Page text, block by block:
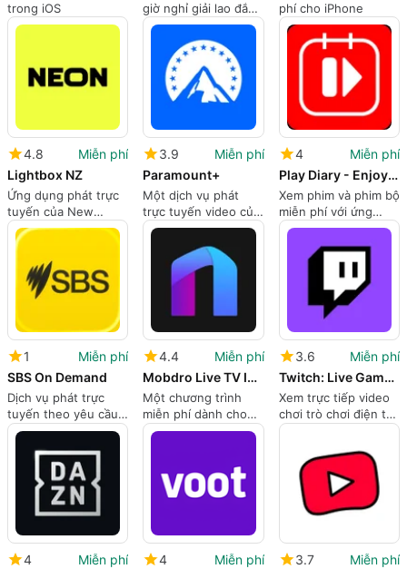
trong iOS
giờ nghỉ giải lao đắm
chìm
phí cho iPhone
4.8
Miễn phí
Lightbox NZ
Ứng dụng phát trực
tuyến của New
Zealand
3.9
Miễn phí
Paramount+
Một dịch vụ phát
trực tuyến video của
Paramount
4
Miễn phí
Play Diary - Enjoy your media
Xem phim và phim bộ
miễn phí với ứng
dụng này
1
Miễn phí
SBS On Demand
Dịch vụ phát trực
tuyến theo yêu cầu
của SBS
4.4
Miễn phí
Mobdro Live TV IPTV HD Player
Một chương trình
miễn phí dành cho
iPhone của Soufiane
3.6
Miễn phí
Twitch: Live Game Streaming
Xem trực tiếp video
chơi trò chơi điện tử
yêu thích của bạn
4
Miễn phí
4
Miễn phí
3.7
Miễn phí